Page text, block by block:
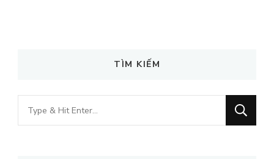
TÌM KIẾM
Looking
for